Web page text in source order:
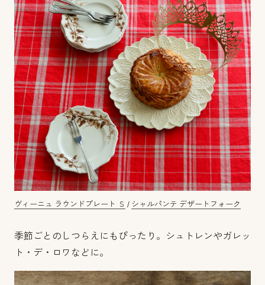
ヴィーニュ ラウンドプレート Ｓ / シャルパンテ デザートフォーク
季節ごとのしつらえにもぴったり。シュトレンやガレッ
ト・デ・ロワなどに。